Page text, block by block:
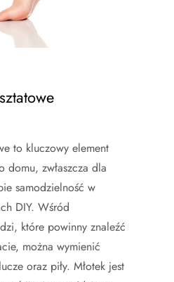
to kluczowy element
domu, zwłaszcza dla
samodzielność w
DIY. Wśród
które powinny znaleźć
można wymienić
oraz piły. Młotek jest